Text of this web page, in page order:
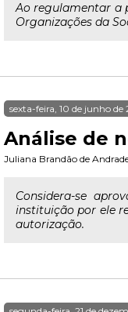
Ao regulamentar a
Organizações da
sexta-feira, 10 de junho de
Análise de
Juliana Brandão de
Considera-se
instituição por ele
autorização.